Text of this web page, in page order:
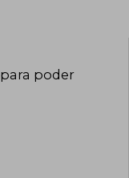
para poder